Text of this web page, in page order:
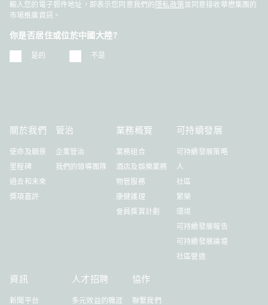
輸入您的電子郵件地址，即表示您同意我們的 隱私政策並同意接收華懋集團的
市場推廣資訊。
你是否居住或位於中國大陸?
是的 不是
關於我們
使命及願景
里程碑
過去和未來
獎項嘉許
管治
企業管治
我們的領導團隊
業務概覽
業務組合
酒店及娛樂業務
物管服務
康健護理
會員獎賞計劃
可持續發展
可持續發展策略
人
社區
繁榮
環境
可持續發展報告
可持續發展論壇
社區營造
資訊
新聞平台
人才招聘
多元效益的職涯
協作
聯繫我們